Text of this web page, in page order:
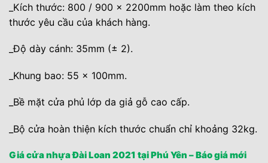
_Kích thước: 800 / 900 x 2200mm hoặc làm theo kích
thước yêu cầu của khách hàng.
_Độ dày cánh: 35mm (± 2).
_Khung bao: 55 x 100mm.
_Bề mặt cửa phủ lớp da giả gỗ cao cấp.
_Bộ cửa hoàn thiện kích thước chuẩn chỉ khoảng 32kg.
Giá cửa nhựa Đài Loan 2021 tại Phú Yên – Báo giá mới